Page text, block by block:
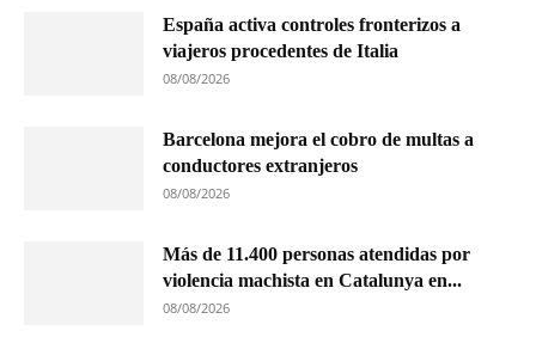
España activa controles fronterizos a
viajeros procedentes de Italia
08/08/2026
Barcelona mejora el cobro de multas a
conductores extranjeros
08/08/2026
Más de 11.400 personas atendidas por
violencia machista en Catalunya en...
08/08/2026